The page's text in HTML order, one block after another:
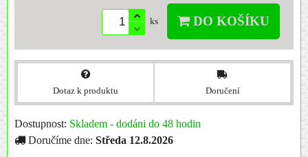
ks DO KOŠÍKU
Dotaz k produktu Doručení
Dostupnost: Skladem - dodáni do 48 hodin
Doručíme dne: Středa 12.8.2026